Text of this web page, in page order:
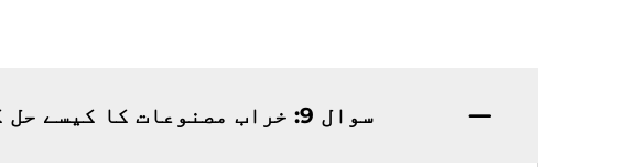
سوال 9: خراب مصنوعات کا کیسے حل کیا جاتا ہے؟